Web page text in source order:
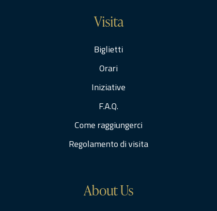
Visita
Biglietti
Orari
Iniziative
F.A.Q.
Come raggiungerci
Regolamento di visita
About Us